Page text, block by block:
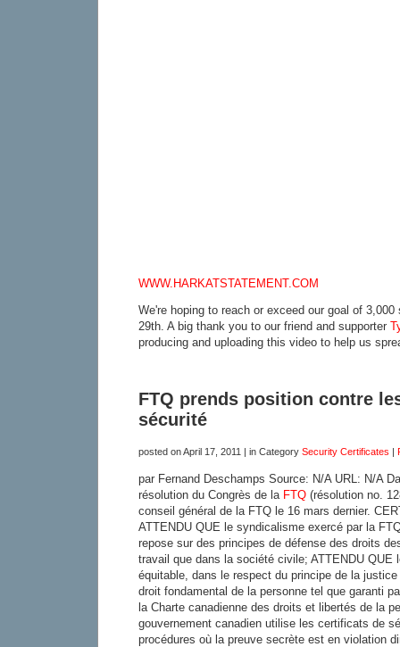
WWW.HARKATSTATEMENT.COM
We're hoping to reach or exceed our goal of
29th. A big thank you to our friend and supporter
producing and uploading this video to help us
FTQ prends position contre
sécurité
posted onApril 17, 2011 | in Category Security Certificates |
par Fernand Deschamps Source: N/A URL: N/A
résolution du Congrès de la FTQ (résolution no.
conseil général de la FTQ le 16 mars dernier.
ATTENDU QUE le syndicalisme exercé par la
repose sur des principes de défense des droits
travail que dans la société civile; ATTENDU QUE
équitable, dans le respect du principe de la
droit fondamental de la personne tel que garanti
la Charte canadienne des droits et libertés de la
gouvernement canadien utilise les certificats de
procédures où la preuve secrète est en violation